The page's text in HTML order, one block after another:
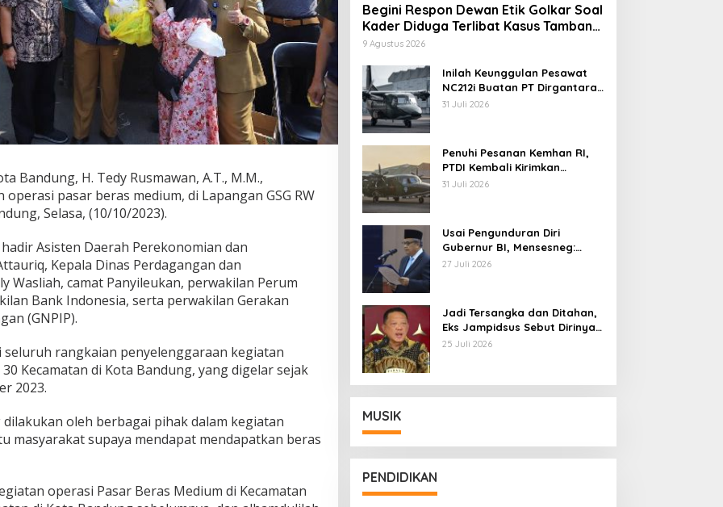
Bandung, H. Tedy Rusmawan, A.T., M.M.,
pasar beras medium, di Lapangan GSG RW
Selasa, (10/10/2023).
Asisten Daerah Perekonomian dan
Kepala Dinas Perdagangan dan
Wasliah, camat Panyileukan, perwakilan Perum
Bank Indonesia, serta perwakilan Gerakan
(GNPIP).
seluruh rangkaian penyelenggaraan kegiatan
Kecamatan di Kota Bandung, yang digelar sejak
2023.
oleh berbagai pihak dalam kegiatan
masyarakat supaya mendapat mendapatkan beras
operasi Pasar Beras Medium di Kecamatan
Begini Respon Dewan Etik Golkar Soal
Kader Diduga Terlibat Kasus Tambang
Emas
9 Agustus 2026
Inilah Keunggulan Pesawat
NC212i Buatan PT Dirgantara
Indonesia, Siap Dukung
31 Juli 2026
Penuhi Pesanan Kemhan RI,
PTDI Kembali Kirimkan
Pesawat NC212i ke Pangkalan
31 Juli 2026
Usai Pengunduran Diri
Gubernur BI, Mensesneg:
Segera Terbit Keppres
27 Juli 2026
Jadi Tersangka dan Ditahan,
Eks Jampidsus Sebut Dirinya
Korban Kriminalisasi
25 Juli 2026
MUSIK
PENDIDIKAN